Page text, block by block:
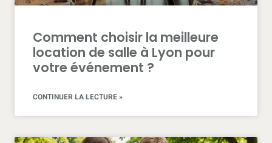
who
www.franckmuller.to
development
Comment choisir la meilleure
location de salle à Lyon pour
votre événement ?
CONTINUER LA LECTURE »